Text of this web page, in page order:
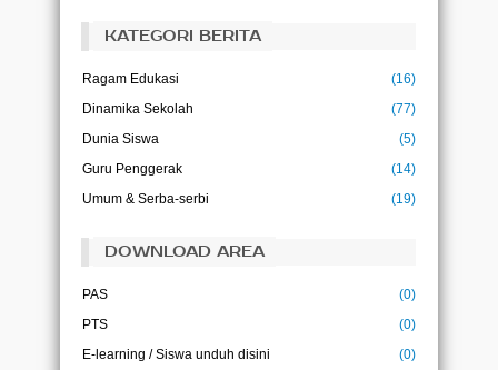
(John Dewey)
(Abu Bakar)
tanpa ilmu adalah kesia-siaan
KATEGORI BERITA
Ragam Edukasi
(16)
Dinamika Sekolah
(77)
Dunia Siswa
(5)
Guru Penggerak
(14)
Umum & Serba-serbi
(19)
DOWNLOAD AREA
PAS
(0)
PTS
(0)
E-learning / Siswa unduh disini
(0)